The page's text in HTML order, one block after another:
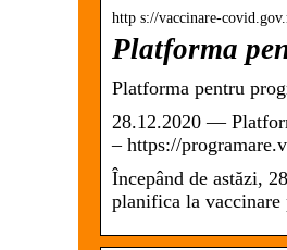
http s://vaccinare-
Platforma
Platforma pentru
28.12.2020 —
– https://
Începând de astăzi,
planifica la vaccinare